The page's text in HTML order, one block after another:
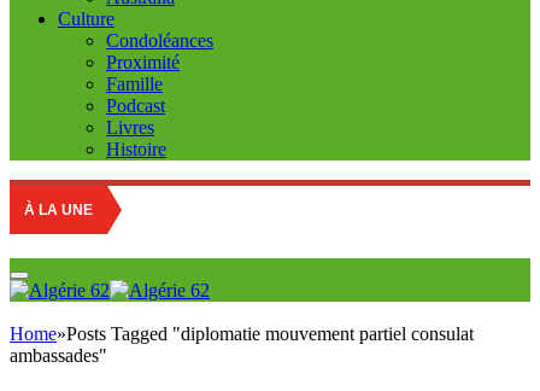
Culture
Condoléances
Proximité
Famille
Podcast
Livres
Histoire
À LA UNE
Home»Posts Tagged "diplomatie mouvement partiel consulat
ambassades"